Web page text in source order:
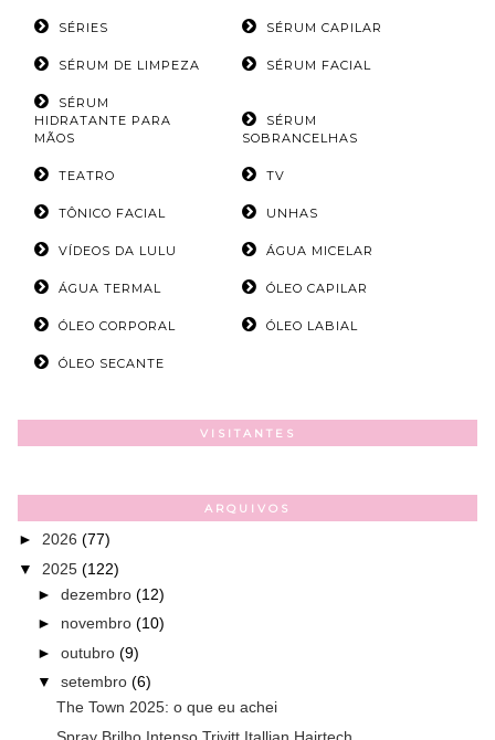
SÉRIES SÉRUM CAPILAR
SÉRUM DE LIMPEZA SÉRUM FACIAL
SÉRUM
HIDRATANTE PARA
MÃOS
SÉRUM
SOBRANCELHAS
TEATRO TV
TÔNICO FACIAL UNHAS
VÍDEOS DA LULU ÁGUA MICELAR
ÁGUA TERMAL ÓLEO CAPILAR
ÓLEO CORPORAL ÓLEO LABIAL
ÓLEO SECANTE
VISITANTES
ARQUIVOS
► 2026 (77)
▼ 2025 (122)
► dezembro (12)
► novembro (10)
► outubro (9)
▼ setembro (6)
The Town 2025: o que eu achei
Spray Brilho Intenso Trivitt Itallian Hairtech